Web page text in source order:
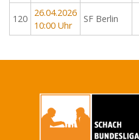
120
26.04.2026
10:00 Uhr
SF Berlin